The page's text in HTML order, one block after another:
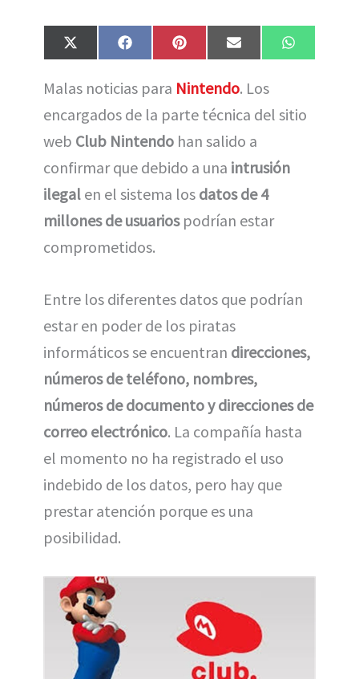
Compartir
en
X
(
w
t
t
e
r
)
Compartir
en
F
a
e
o
o
k
Compartir
en
P
i
t
r
e
s
t
Compartir
en
E
m
Compartir
en
W
h
A
p
Malas noticias para Nintendo. Los
encargados de la parte técnica del sitio
web Club Nintendo han salido a
confirmar que debido a una intrusión
ilegal en el sistema los datos de 4
millones de usuariospodrían estar
comprometidos.
Entre los diferentes datos que podrían
estar en poder de los piratas
informáticos se encuentran direcciones,
números de teléfono, nombres,
números de documento y direcciones de
correo electrónico. La compañía hasta
el momento no ha registrado el uso
indebido de los datos, pero hay que
prestar atención porque es una
posibilidad.